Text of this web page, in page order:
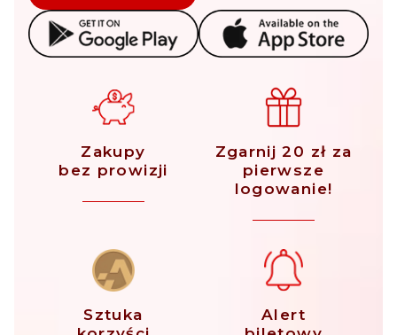
Zakupy
bez prowizji
Zgarnij 20 zł za
pierwsze
logowanie!
Sztuka
Alert